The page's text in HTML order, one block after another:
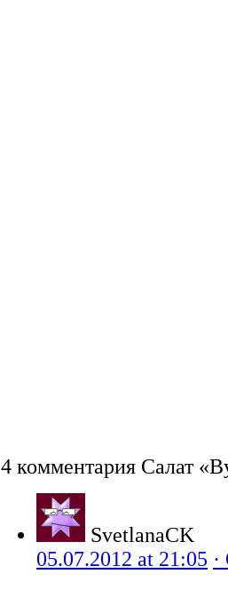
4 комментария Салат
SvetlanaCK
05.07.2012 at 21:05